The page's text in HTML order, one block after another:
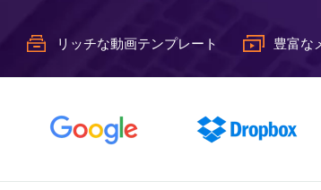
リッチな動画テンプレート 豊富な